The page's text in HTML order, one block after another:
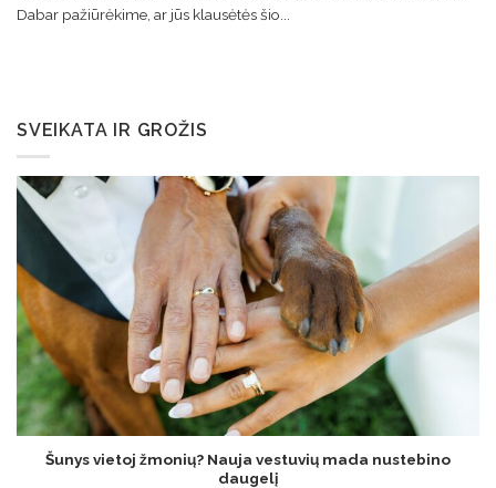
Dabar pažiūrėkime, ar jūs klausėtės šio...
SVEIKATA IR GROŽIS
Šunys vietoj žmonių? Nauja vestuvių mada nustebino
daugelį